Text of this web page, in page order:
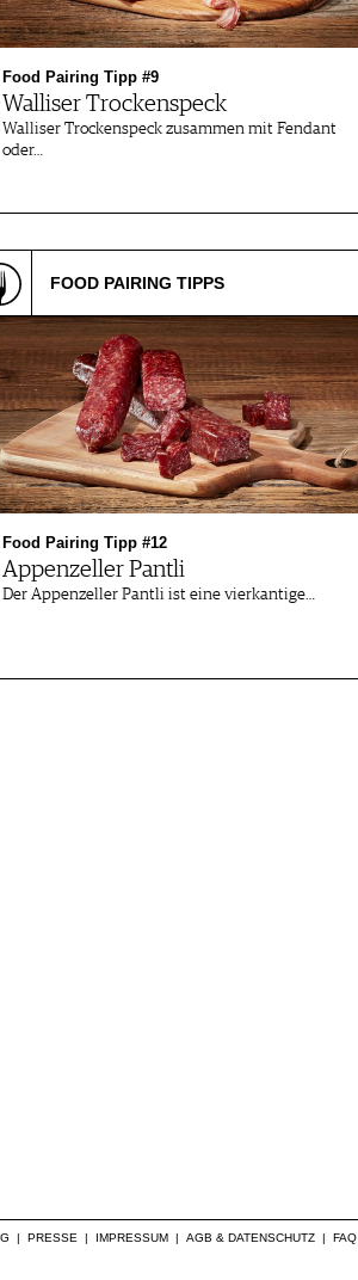
Food Pairing Tipp #9
Walliser Trockenspeck
Walliser Trockenspeck zusammen mit Fendant
oder…
FOOD PAIRING TIPPS
Food Pairing Tipp #12
Appenzeller Pantli
Der Appenzeller Pantli ist eine vierkantige…
| PRESSE | IMPRESSUM | AGB & DATENSCHUTZ |
FAQ